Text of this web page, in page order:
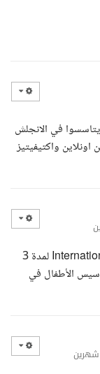
في الانجلش
واكتيفيتيز
السلام عليكم، اشتغلت معلمة أطفال في مدارس International لمدة 3
الأطفال في